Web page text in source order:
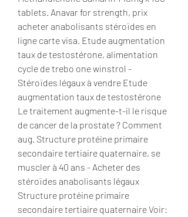
tablets. Anavar for strength, prix
acheter anabolisants stéroïdes en
ligne carte visa. Etude augmentation
taux de testostérone, alimentation
cycle de trebo one winstrol -
Stéroïdes légaux à vendre Etude
augmentation taux de testostérone
Le traitement augmente-t-il le risque
de cancer de la prostate ? Comment
aug. Structure protéine primaire
secondaire tertiaire quaternaire, se
muscler à 40 ans - Acheter des
stéroïdes anabolisants légaux
Structure protéine primaire
secondaire tertiaire quaternaire Voir: